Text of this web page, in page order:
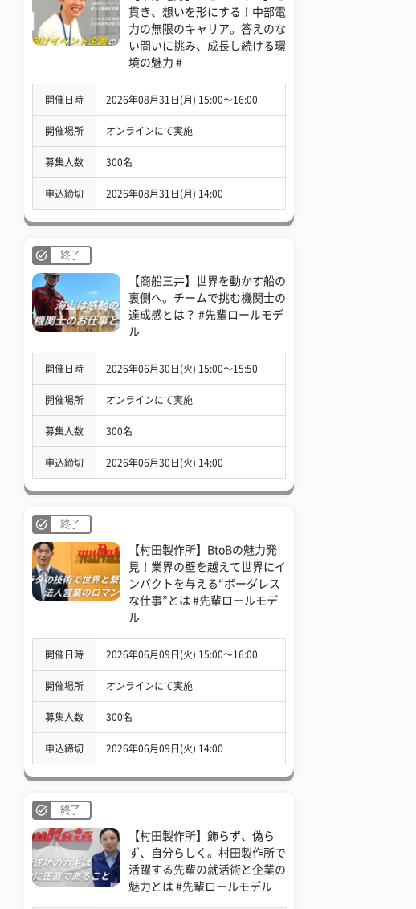
貫き、想いを形にする！中部電
力の無限のキャリア。答えのな
い問いに挑み、成長し続ける環
境の魅力 #
開催日時 2026年08月31日(月) 15:00〜16:00
開催場所 オンラインにて実施
募集人数 300名
申込締切 2026年08月31日(月) 14:00
終了
【商船三井】世界を動かす船の
裏側へ。チームで挑む機関士の
達成感とは？ #先輩ロールモデ
ル
開催日時 2026年06月30日(火) 15:00〜15:50
開催場所 オンラインにて実施
募集人数 300名
申込締切 2026年06月30日(火) 14:00
終了
【村田製作所】BtoBの魅力発
見！業界の壁を越えて世界にイ
ンパクトを与える“ボーダレス
な仕事”とは #先輩ロールモデ
ル
開催日時 2026年06月09日(火) 15:00〜16:00
開催場所 オンラインにて実施
募集人数 300名
申込締切 2026年06月09日(火) 14:00
終了
【村田製作所】飾らず、偽ら
ず、自分らしく。村田製作所で
活躍する先輩の就活術と企業の
魅力とは #先輩ロールモデル